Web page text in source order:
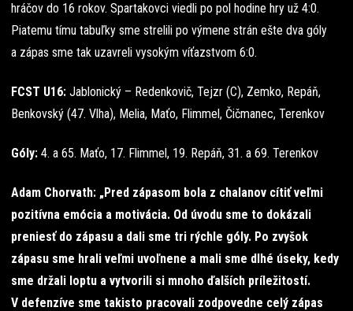
hráčov do 16 rokov. Spartakovci viedli po pol hodine hry už 4:0.
Piatemu tímu tabuľky sme strelili po výmene strán ešte dva góly
a zápas sme tak uzavreli vysokým víťazstvom 6:0.
FCST U16: Jablonický – Redenkovič, Tejzr (C), Zemko, Repáň,
Benkovský (47. Vlha), Melia, Maťo, Flimmel, Čičmanec, Terenkov
Góly: 4. a 65. Maťo, 17. Flimmel, 19. Repáň, 31. a 69. Terenkov
Adam Chorvath: „Pred zápasom bola z chalanov cítiť veľmi
pozitívna emócia a motivácia. Od úvodu sme to dokázali
preniesť do zápasu a dali sme tri rýchle góly. Po zvyšok
zápasu sme hrali veľmi uvoľnene a mali sme dlhé úseky, kedy
sme držali loptu a vytvorili si mnoho ďalších príležitostí.
V defenzíve sme takisto pracovali zodpovedne celý zápas